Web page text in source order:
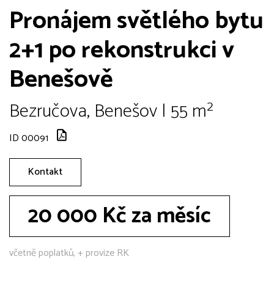
Pronájem světlého bytu
2+1 po rekonstrukci v
Benešově
Bezručova, Benešov | 55 m²
ID 00091
Kontakt
20 000 Kč za měsíc
včetně poplatků, + provize RK